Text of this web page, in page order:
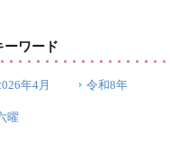
ーワード
年4月 令和8年
曜